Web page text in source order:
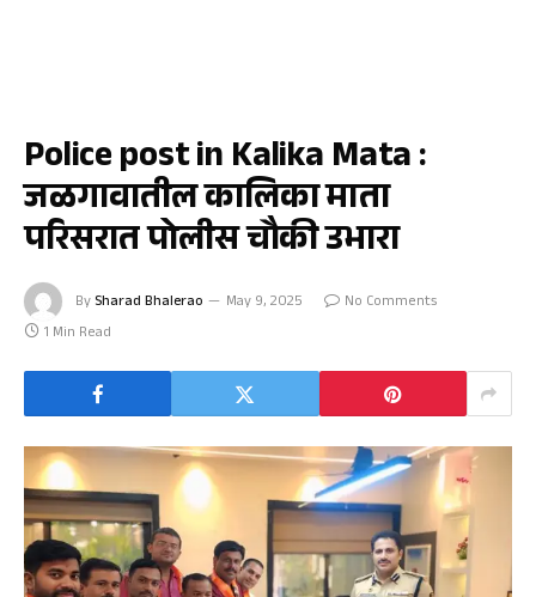
Police post in Kalika Mata :
जळगावातील कालिका माता
परिसरात पोलीस चौकी उभारा
By Sharad Bhalerao May 9, 2025
No Comments
1 Min Read